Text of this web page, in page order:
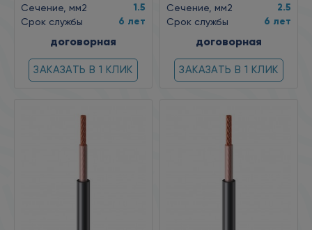
Сечение, мм2 1.5
Срок службы 6 лет
договорная
ЗАКАЗАТЬ В 1 КЛИК
Сечение, мм2 2.5
Срок службы 6 лет
договорная
ЗАКАЗАТЬ В 1 КЛИК